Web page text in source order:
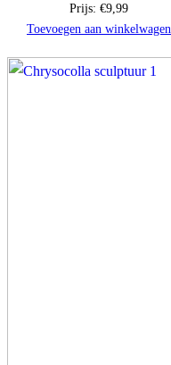
Prijs: €9,99
Toevoegen aan winkelwagen